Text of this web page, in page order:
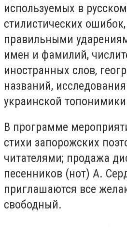
используемых в
стилистических
правильными
имен и фамилий,
иностранных слов,
названий,
украинской
В программе
стихи запорожских
читателями; продажа
песенников (нот) А.
приглашаются все
свободный.